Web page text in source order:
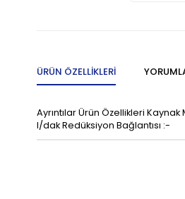
ÜRÜN ÖZELLIKLERI
Ayrıntılar Ürün Özellikleri Kaynak
l/dak Redüksiyon Bağlantısı :-